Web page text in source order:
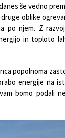
še vedno
oblike
po njem. Z
in toploto
popolnoma
energije na
bomo podali